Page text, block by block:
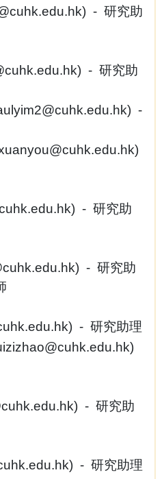
) - 研究助
) - 研究助
) -
)
) - 研究助
) - 研究助
) - 研究助理
)
) - 研究助
) - 研究助理